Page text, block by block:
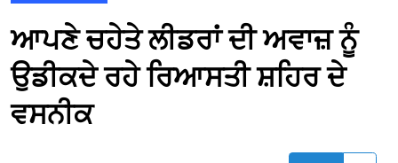
ਆਪਣੇ ਚਹੇਤੇ ਲੀਡਰਾਂ ਦੀ ਅਵਾਜ਼ ਨੂੰ
ਉਡੀਕਦੇ ਰਹੇ ਰਿਆਸਤੀ ਸ਼ਹਿਰ ਦੇ
ਵਸਨੀਕ